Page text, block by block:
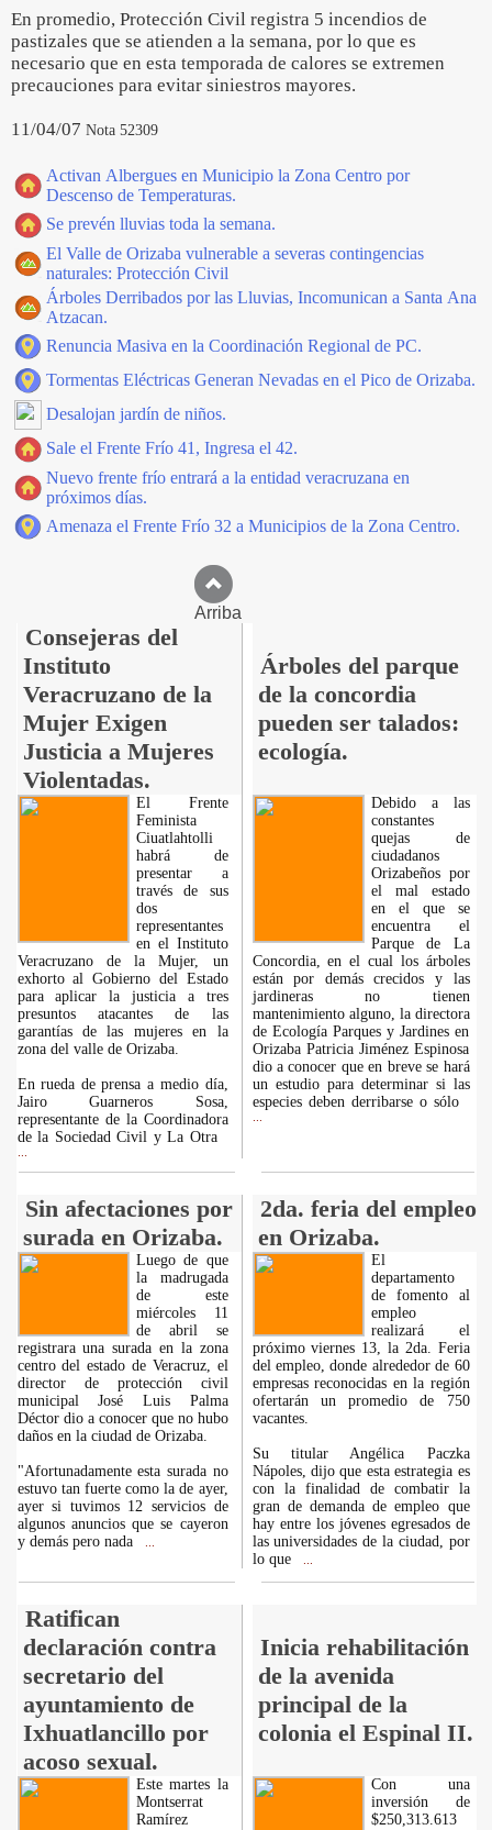
En promedio, Protección Civil registra 5 incendios de
pastizales que se atienden a la semana, por lo que es
necesario que en esta temporada de calores se extremen
precauciones para evitar siniestros mayores.
11/04/07 Nota 52309
Activan Albergues en Municipio la Zona Centro por
Descenso de Temperaturas.
Se prevén lluvias toda la semana.
El Valle de Orizaba vulnerable a severas contingencias
naturales: Protección Civil
Árboles Derribados por las Lluvias, Incomunican a Santa Ana
Atzacan.
Renuncia Masiva en la Coordinación Regional de PC.
Tormentas Eléctricas Generan Nevadas en el Pico de Orizaba.
Desalojan jardín de niños.
Sale el Frente Frío 41, Ingresa el 42.
Nuevo frente frío entrará a la entidad veracruzana en
próximos días.
Amenaza el Frente Frío 32 a Municipios de la Zona Centro.
Arriba
Consejeras del
Instituto
Veracruzano de la
Mujer Exigen
Justicia a Mujeres
Violentadas.
Árboles del parque
de la concordia
pueden ser talados:
ecología.
El Frente
Feminista
Ciuatlahtolli
habrá de
presentar a
través de sus
dos
representantes
en el Instituto
Veracruzano de la Mujer, un
exhorto al Gobierno del Estado
para aplicar la justicia a tres
presuntos atacantes de las
garantías de las mujeres en la
zona del valle de Orizaba.
En rueda de prensa a medio día,
Jairo Guarneros Sosa,
representante de la Coordinadora
de la Sociedad Civil y La Otra
Debido a las
constantes
quejas de
ciudadanos
Orizabeños por
el mal estado
en el que se
encuentra el
Parque de La
Concordia, en el cual los árboles
están por demás crecidos y las
jardineras no tienen
mantenimiento alguno, la directora
de Ecología Parques y Jardines en
Orizaba Patricia Jiménez Espinosa
dio a conocer que en breve se hará
un estudio para determinar si las
especies deben derribarse o sólo
Sin afectaciones por
surada en Orizaba.
2da. feria del empleo
en Orizaba.
Luego de que
la madrugada
de este
miércoles 11
de abril se
registrara una surada en la zona
centro del estado de Veracruz, el
director de protección civil
municipal José Luis Palma
Déctor dio a conocer que no hubo
daños en la ciudad de Orizaba.
"Afortunadamente esta surada no
estuvo tan fuerte como la de ayer,
ayer si tuvimos 12 servicios de
algunos anuncios que se cayeron
y demás pero nada
El
departamento
de fomento al
empleo
realizará el
próximo viernes 13, la 2da. Feria
del empleo, donde alrededor de 60
empresas reconocidas en la región
ofertarán un promedio de 750
vacantes.
Su titular Angélica Paczka
Nápoles, dijo que esta estrategia es
con la finalidad de combatir la
gran de demanda de empleo que
hay entre los jóvenes egresados de
las universidades de la ciudad, por
lo que
Ratifican
declaración contra
secretario del
ayuntamiento de
Ixhuatlancillo por
acoso sexual.
Inicia rehabilitación
de la avenida
principal de la
colonia el Espinal II.
Este martes la
Montserrat
Ramírez
Con una
inversión de
$250,313.613